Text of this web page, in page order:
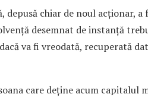
chiar de noul acționar, a
desemnat de instanță
va fi vreodată, recuperată
care deține acum capitalul